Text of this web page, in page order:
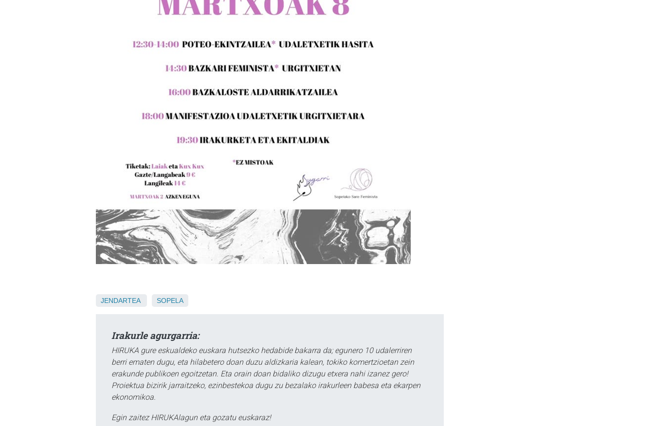
JENDARTEA SOPELA
Irakurle agurgarria:
HIRUKA gure eskualdeko euskara hutsezko hedabide bakarra da; egunero 10 udalerriren
berri ematen dugu, eta hilabetero doan duzu aldizkaria kalean, tokiko komertzioetan zein
erakunde publikoen egoitzetan. Eta orain doan bidaliko dizugu etxera nahi izanez gero!
Proiektua bizirik jarraitzeko, ezinbestekoa dugu zu bezalako irakurleen babesa eta ekarpen
ekonomikoa.
Egin zaitez HIRUKAlagun eta gozatu euskaraz!